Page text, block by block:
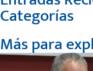
Categorías
Más para